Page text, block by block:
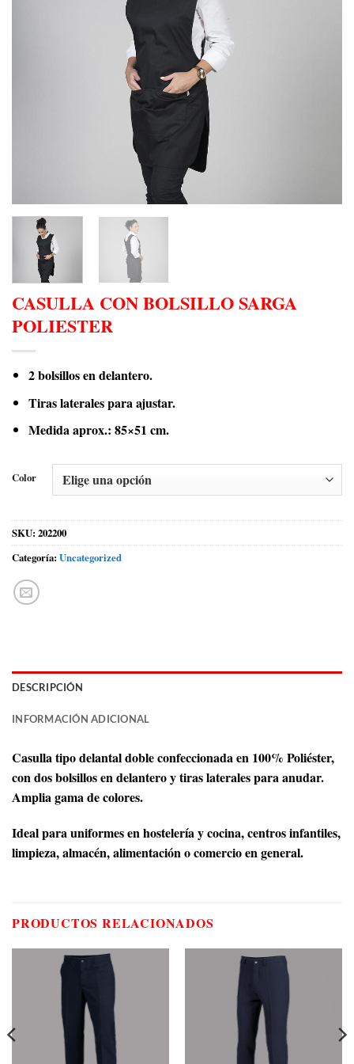
CASULLA CON BOLSILLO SARGA
POLIESTER
2 bolsillos en delantero.
Tiras laterales para ajustar.
Medida aprox.: 85×51 cm.
Color
SKU: 202200
Categoría: Uncategorized
DESCRIPCIÓN
INFORMACIÓN ADICIONAL
Casulla tipo delantal doble confeccionada en 100% Poliéster,
con dos bolsillos en delantero y tiras laterales para anudar.
Amplia gama de colores.
Ideal para uniformes en hostelería y cocina, centros infantiles,
limpieza, almacén, alimentación o comercio en general.
PRODUCTOS RELACIONADOS